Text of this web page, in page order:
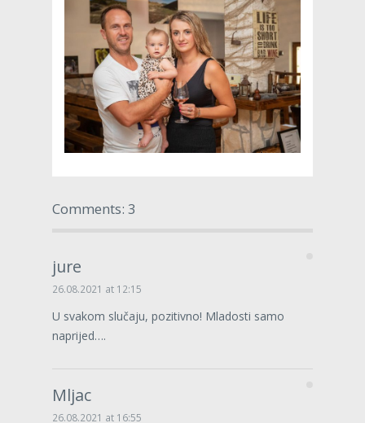
Comments: 3
jure
26.08.2021 at 12:15
U svakom slučaju, pozitivno! Mladosti samo
naprijed….
Mljac
26.08.2021 at 16:55